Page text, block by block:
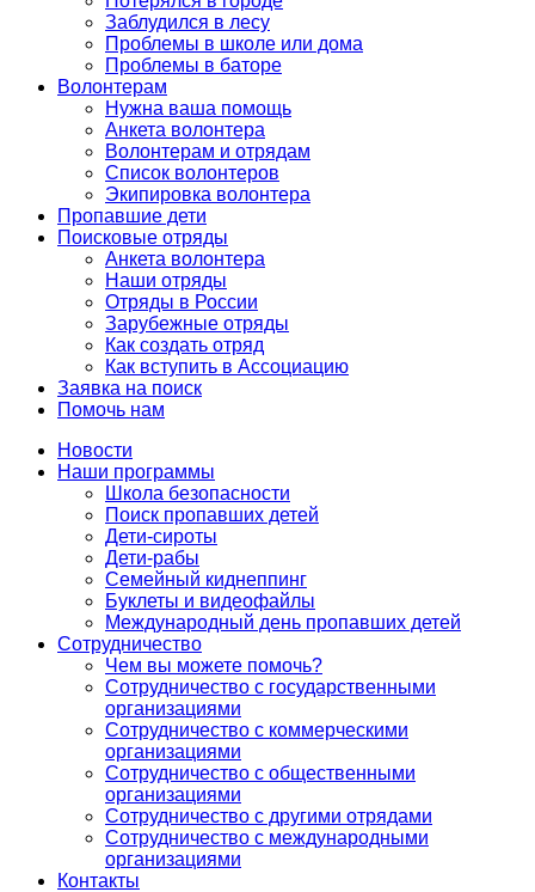
Заблудился в лесу
Проблемы в школе или дома
Проблемы в баторе
Волонтерам
Нужна ваша помощь
Анкета волонтера
Волонтерам и отрядам
Список волонтеров
Экипировка волонтера
Пропавшие дети
Поисковые отряды
Анкета волонтера
Наши отряды
Отряды в России
Зарубежные отряды
Как создать отряд
Как вступить в Ассоциацию
Заявка на поиск
Помочь нам
Новости
Наши программы
Школа безопасности
Поиск пропавших детей
Дети-сироты
Дети-рабы
Семейный киднеппинг
Буклеты и видеофайлы
Международный день пропавших детей
Сотрудничество
Чем вы можете помочь?
Сотрудничество с государственными
организациями
Сотрудничество с коммерческими
организациями
Сотрудничество с общественными
организациями
Сотрудничество с другими отрядами
Сотрудничество с международными
организациями
Контакты